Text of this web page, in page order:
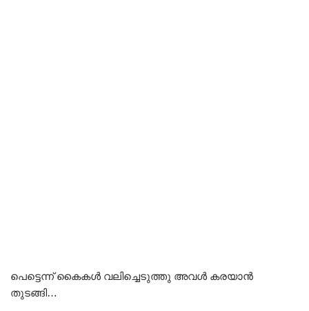
പെട്ടെന്ന് കൈകൾ വലിച്ചെടുത്തു അവൾ കരയാൻ
തുടങ്ങി…